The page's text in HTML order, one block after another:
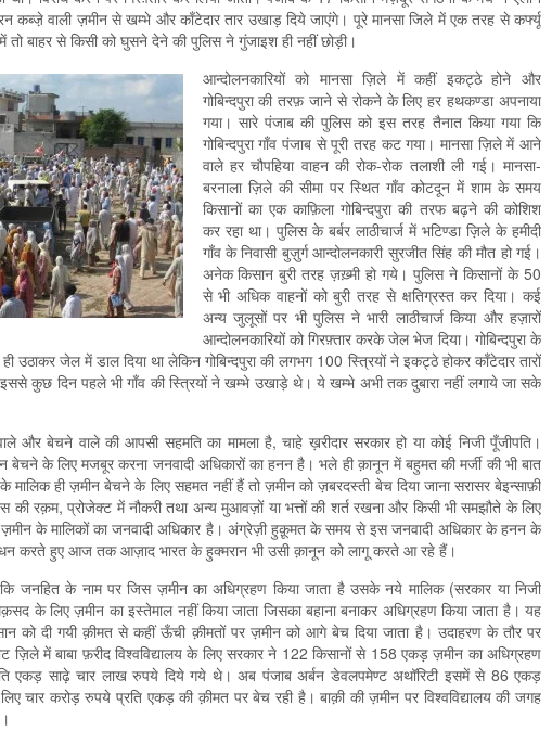
कब्जे़ वाली ज़मीन से खम्भे और काँटेदार तार उखाड़ दिये जाएंगे। पूरे मानसा जिले में एक तरह से कर्फ्यू
में तो बाहर से किसी को घुसने देने की पुलिस ने गुंजाइश ही नहीं छोड़ी।
आन्दोलनकारियों को मानसा ज़िले में कहीं इकट्ठे होने और
गोबिन्दपुरा की तरफ़ जाने से रोकने के लिए हर हथकण्डा अपनाया
गया। सारे पंजाब की पुलिस को इस तरह तैनात किया गया कि
गोबिन्दपुरा गाँव पंजाब से पूरी तरह कट गया। मानसा ज़िले में आने
वाले हर चौपहिया वाहन की रोक-रोक तलाशी ली गई। मानसा-
बरनाला ज़िले की सीमा पर स्थित गाँव कोटदून में शाम के समय
किसानों का एक काफ़िला गोबिन्दपुरा की तरफ बढ़ने की कोशिश
कर रहा था। पुलिस के बर्बर लाठीचार्ज में भटिण्डा ज़िले के हमीदी
गाँव के निवासी बुज़ुर्ग आन्दोलनकारी सुरजीत सिंह की मौत हो गई।
अनेक किसान बुरी तरह ज़ख़्मी हो गये। पुलिस ने किसानों के 50
से भी अधिक वाहनों को बुरी तरह से क्षतिग्रस्त कर दिया। कई
अन्य जुलूसों पर भी पुलिस ने भारी लाठीचार्ज किया और हज़ारों
आन्दोलनकारियों को गिरफ़्तार करके जेल भेज दिया। गोबिन्दपुरा के
उठाकर जेल में डाल दिया था लेकिन गोबिन्दपुरा की लगभग 100 स्त्रियों ने इकट्ठे होकर काँटेदार तारों
कुछ दिन पहले भी गाँव की स्त्रियों ने खम्भे उखाड़े थे। ये खम्भे अभी तक दुबारा नहीं लगाये जा सके
और बेचने वाले की आपसी सहमति का मामला है, चाहे ख़रीदार सरकार हो या कोई निजी पूँजीपति।
बेचने के लिए मजबूर करना जनवादी अधिकारों का हनन है। भले ही क़ानून में बहुमत की मर्जी की भी बात
मालिक ही ज़मीन बेचने के लिए सहमत नहीं हैं तो ज़मीन को ज़बरदस्ती बेच दिया जाना सरासर बेइन्साफ़ी
की रक़म, प्रोजेक्ट में नौकरी तथा अन्य मुआवज़ों या भत्तों की शर्त रखना और किसी भी समझौते के लिए
ज़मीन के मालिकों का जनवादी अधिकार है। अंग्रेज़ी हुक़ूमत के समय से इस जनवादी अधिकार के हनन के
करते हुए आज तक आज़ाद भारत के हुक्मरान भी उसी क़ानून को लागू करते आ रहे हैं।
जनहित के नाम पर जिस ज़मीन का अधिग्रहण किया जाता है उसके नये मालिक (सरकार या निजी
के लिए ज़मीन का इस्तेमाल नहीं किया जाता जिसका बहाना बनाकर अधिग्रहण किया जाता है। यह
को दी गयी क़ीमत से कहीं ऊँची क़ीमतों पर ज़मीन को आगे बेच दिया जाता है। उदाहरण के तौर पर
ज़िले में बाबा फ़रीद विश्वविद्यालय के लिए सरकार ने 122 किसानों से 158 एकड़ ज़मीन का अधिग्रहण
एकड़ साढ़े चार लाख रुपये दिये गये थे। अब पंजाब अर्बन डेवलपमेण्ट अथॉरिटी इसमें से 86 एकड़
चार करोड़ रुपये प्रति एकड़ की क़ीमत पर बेच रही है। बाक़ी की ज़मीन पर विश्वविद्यालय की जगह